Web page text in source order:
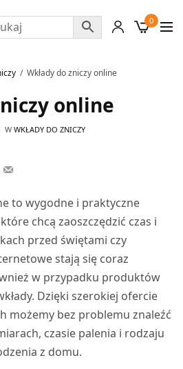
0
Wkłady do zniczy online
online
W WKŁADY DO ZNICZY
to wygodne i praktyczne
chcą zaoszczędzić czas i
przed świętami czy
stają się coraz
w przypadku produktów
Dzięki szerokiej ofercie
możemy bez problemu znaleźć
czasie palenia i rodzaju
z domu.